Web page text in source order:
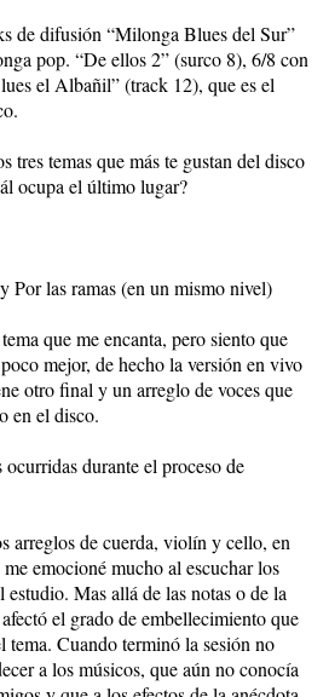
de difusión “Milonga Blues del Sur”
pop. “De ellos 2” (surco 8), 6/8 con
el Albañil” (track 12), que es el
tres temas que más te gustan del disco
ocupa el último lugar?
Por las ramas (en un mismo nivel)
que me encanta, pero siento que
mejor, de hecho la versión en vivo
otro final y un arreglo de voces que
en el disco.
durante el proceso de
arreglos de cuerda, violín y cello, en
emocioné mucho al escuchar los
Mas allá de las notas o de la
el grado de embellecimiento que
tema. Cuando terminó la sesión no
a los músicos, que aún no conocía